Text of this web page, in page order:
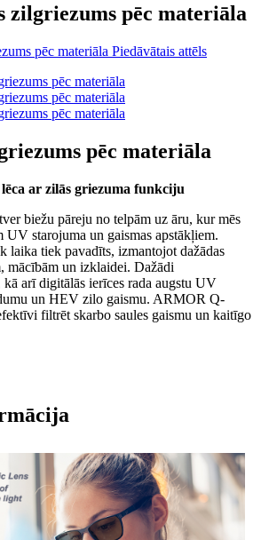
zilgriezums pēc materiāla
pēc materiāla
ar zilās griezuma funkciju
biežu pāreju no telpām uz āru, kur mēs
UV starojuma un gaismas apstākļiem.
laika tiek pavadīts, izmantojot dažādas
mācībām un izklaidei. Dažādi
arī digitālās ierīces rada augstu UV
un HEV zilo gaismu. ARMOR Q-
filtrēt skarbo saules gaismu un kaitīgo